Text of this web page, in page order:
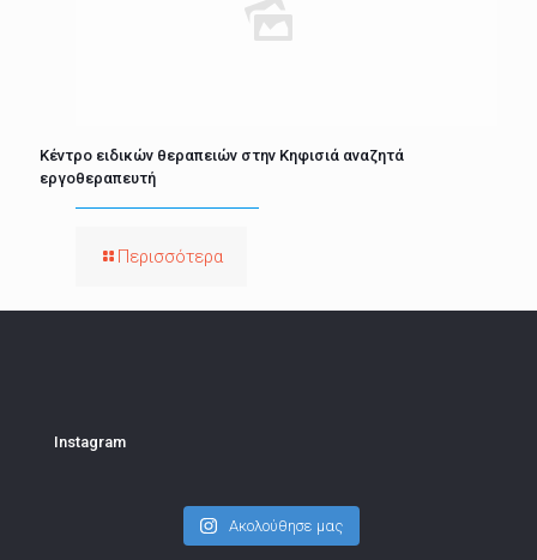
Κέντρο ειδικών θεραπειών στην Κηφισιά αναζητά
εργοθεραπευτή
Περισσότερα
Instagram
Ακολούθησε μας